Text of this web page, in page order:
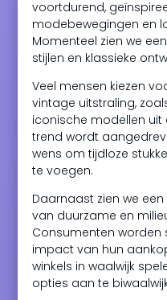
voortdurend,
modebewegingen en
Momenteel zien we
stijlen en klassieke
Veel mensen kiezen
vintage uitstraling,
iconische modellen uit
trend wordt
wens om tijdloze
te voegen.
Daarnaast zien we
van duurzame en
Consumenten worden
impact van hun
winkels in waalwijk
opties aan te